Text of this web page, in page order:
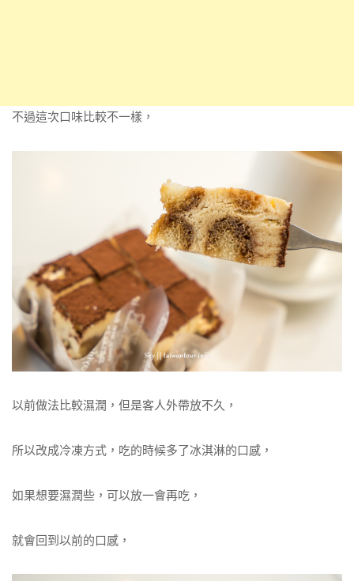
不過這次口味比較不一樣，
以前做法比較濕潤，但是客人外帶放不久，
所以改成冷凍方式，吃的時候多了冰淇淋的口感，
如果想要濕潤些，可以放一會再吃，
就會回到以前的口感，